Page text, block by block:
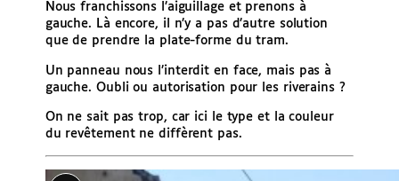
Nous franchissons l’aiguillage et prenons à
gauche. Là encore, il n’y a pas d’autre solution
que de prendre la plate-forme du tram.
Un panneau nous l’interdit en face, mais pas à
gauche. Oubli ou autorisation pour les riverains ?
On ne sait pas trop, car ici le type et la couleur
du revêtement ne diffèrent pas.